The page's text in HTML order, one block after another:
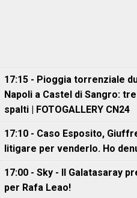
17:15 - Pioggia torrenziale
Napoli a Castel di Sangro:
spalti | FOTOGALLERY CN24
17:10 - Caso Esposito,
litigare per venderlo. Ho
17:00 - Sky - Il Galatasaray
per Rafa Leao!